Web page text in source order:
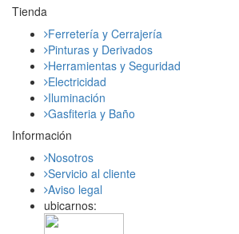
Tienda
Ferretería y Cerrajería
Pinturas y Derivados
Herramientas y Seguridad
Electricidad
Iluminación
Gasfiteria y Baño
Información
Nosotros
Servicio al cliente
Aviso legal
ubicarnos: